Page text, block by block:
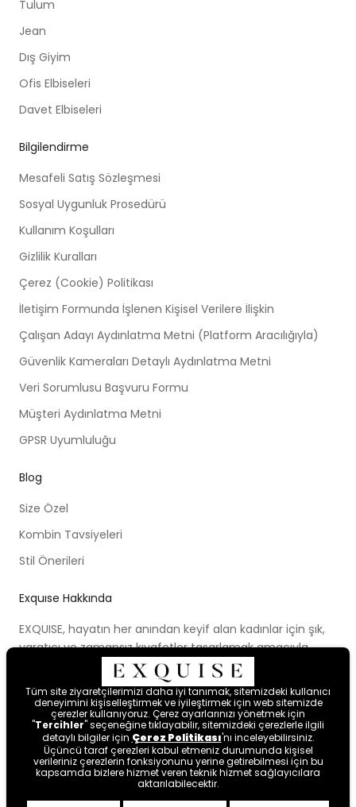
Tulum
Jean
Dış Giyim
Ofis Elbiseleri
Davet Elbiseleri
Bilgilendirme
Mesafeli Satış Sözleşmesi
Sosyal Uygunluk Prosedürü
Kullanım Koşulları
Gizlilik Kuralları
Çerez (Cookie) Politikası
İletişim Formunda İşlenen Kişisel Verilere İlişkin
Çalışan Adayı Aydınlatma Metni (Platform Aracılığıyla)
Güvenlik Kameraları Detaylı Aydınlatma Metni
Veri Sorumlusu Başvuru Formu
Müşteri Aydınlatma Metni
GPSR Uyumluluğu
Blog
Size Özel
Kombin Tavsiyeleri
Stil Önerileri
Exquıse Hakkında
EXQUISE, hayatın her anından keyif alan kadınlar için şık,
yaratıcı ve zamansız kıyafetler tasarlamak amacıyla
kurulmuştur. Kurulduğu ilk günden beri ortaya koymaya
çalıştığı modern tasarım anlayışı, cesur renk paletleri,
yenilikçi kalıpları ve farklı bakış açısıyla kadınları hayal
etmeye ve mutlu hissetmeye davet etmektedir.
Tüm site ziyaretçilerimizi daha iyi tanımak, sitemizdeki kullanıcı
deneyimini kişiselleştirmek ve iyileştirmek için web sitemizde
çerezler kullanıyoruz. Çerez ayarlarınızı yönetmek için
"Tercihler" seçeneğine tıklayabilir, sitemizdeki çerezlerle ilgili
detaylı bilgiler için Çerez Politikası'nı inceleyebilirsiniz.
Üçüncü taraf çerezleri kabul etmeniz durumunda kişisel
verileriniz çerezlerin fonksiyonunu yerine getirebilmesi için bu
kapsamda bizlere hizmet veren teknik hizmet sağlayıcılara
aktarılabilecektir.